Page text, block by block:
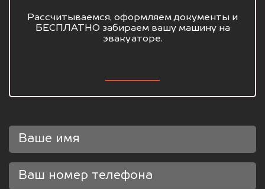
Рассчитываемся, оформляем документы и
БЕСПЛАТНО забираем вашу машину на
эвакуаторе.